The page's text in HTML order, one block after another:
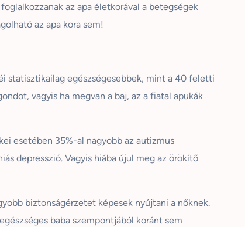
az apa életkorával a betegségek
az apa kora sem!
statisztikailag egészségesebbek, mint a 40 feletti
vagyis ha megvan a baj, az a fiatal apukák
esetében 35%-al nagyobb az autizmus
depresszió. Vagyis hiába újul meg az örökítő
biztonságérzetet képesek nyújtani a nőknek.
baba szempontjából koránt sem